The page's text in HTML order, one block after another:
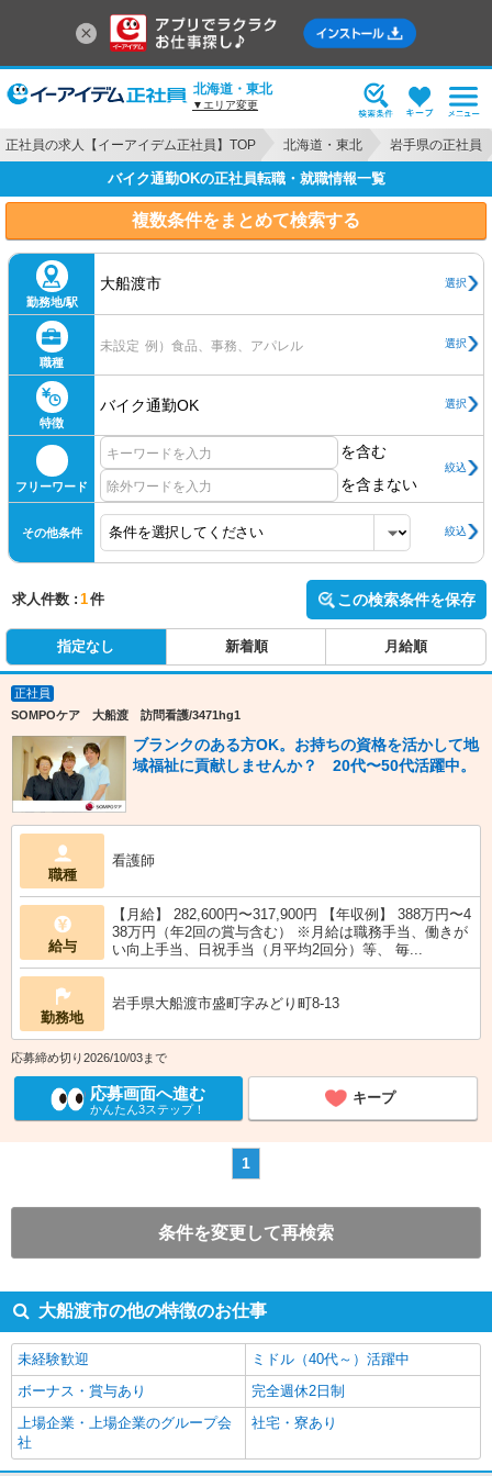
北海道・東北
▼エリア変更
正社員の求人【イーアイデム正社員】TOP 北海道・東北 岩手県の正社員
バイク通勤OKの正社員転職・就職情報一覧
複数条件をまとめて検索する
勤務地/駅
大船渡市 選択
職種
未設定 例）食品、事務、アパレル 選択
特徴
バイク通勤OK 選択
フリーワード
を含む
を含まない
絞込
その他条件 絞込
求人件数 : 1件 この検索条件を保存
指定なし 新着順 月給順
正社員
SOMPOケア 大船渡 訪問看護/3471hg1
ブランクのある方OK。お持ちの資格を活かして地
域福祉に貢献しませんか？ 20代〜50代活躍中。
職種
看護師
給与
【月給】 282,600円〜317,900円 【年収例】 388万円〜4
38万円（年2回の賞与含む） ※月給は職務手当、働きが
い向上手当、日祝手当（月平均2回分）等、 毎...
勤務地
岩手県大船渡市盛町字みどり町8-13
応募締め切り2026/10/03まで
応募画面へ進む
かんたん3ステップ！
キープ
1
条件を変更して再検索
大船渡市の他の特徴のお仕事
未経験歓迎
ミドル（40代～）活躍中
ボーナス・賞与あり
完全週休2日制
上場企業・上場企業のグループ会
社
社宅・寮あり